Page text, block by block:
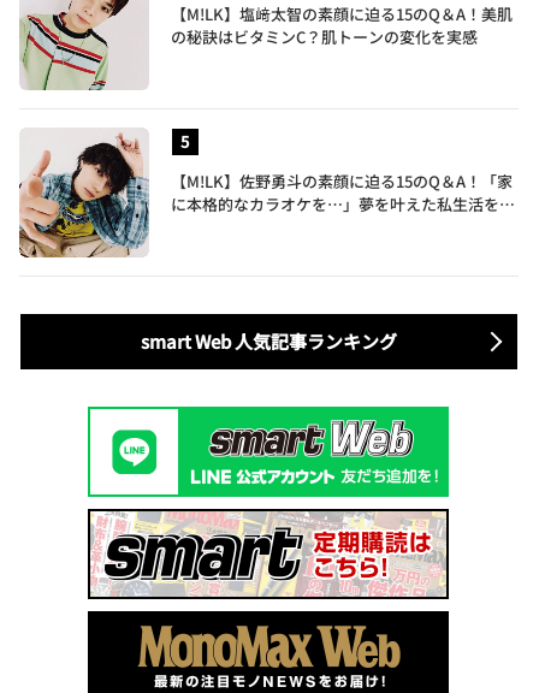
【M!LK】塩﨑太智の素顔に迫る15のQ＆A！美肌
の秘訣はビタミンC？肌トーンの変化を実感
【M!LK】佐野勇斗の素顔に迫る15のQ＆A！「家
に本格的なカラオケを…」夢を叶えた私生活を公
smart Web 人気記事ランキング